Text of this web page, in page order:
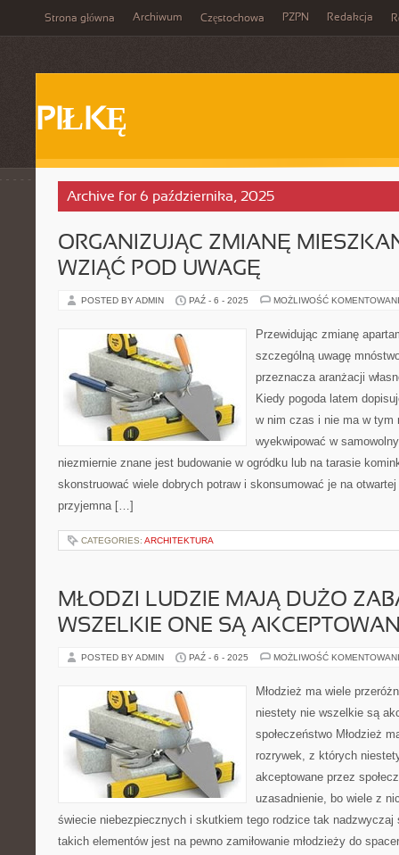
Strona główna Archiwum Częstochowa PZPN Redakcja
PIŁKĘ
Archive for 6 października, 2025
ORGANIZUJĄC ZMIANĘ
WZIĄĆ POD UWAGĘ
POSTED BY ADMIN PAŹ - 6 - 2025 MOŻLIWOŚĆ
Przewidując zmianę
szczególną uwagę
przeznacza aranżacji
Kiedy pogoda latem
w nim czas i nie ma w tym
wyekwipować w
niezmiernie znane jest budowanie w ogródku lub na tarasie
skonstruować wiele dobrych potraw i skonsumować je na
przyjemna […]
CATEGORIES: ARCHITEKTURA
MŁODZI LUDZIE MAJĄ DUŻO
WSZELKIE ONE SĄ
POSTED BY ADMIN PAŹ - 6 - 2025 MOŻLIWOŚĆ
Młodzież ma wiele
niestety nie wszelkie są
społeczeństwo Młodzież
rozrywek, z których
akceptowane przez
uzasadnienie, bo wiele z
świecie niebezpiecznych i skutkiem tego rodzice tak nadzwyczaj
takich elementów jest na pewno zamiłowanie młodzieży do